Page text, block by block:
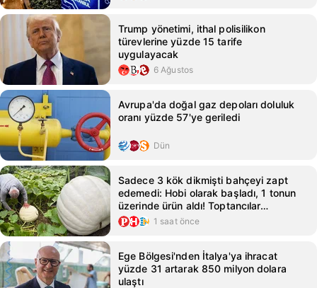
Trump yönetimi, ithal polisilikon
türevlerine yüzde 15 tarife
uygulayacak
6 Ağustos
Avrupa'da doğal gaz depoları doluluk
oranı yüzde 57'ye geriledi
Dün
Sadece 3 kök dikmişti bahçeyi zapt
edemedi: Hobi olarak başladı, 1 tonun
üzerinde ürün aldı! Toptancılar
peşinde...1 saat önce
Ege Bölgesi'nden İtalya'ya ihracat
yüzde 31 artarak 850 milyon dolara
ulaştı